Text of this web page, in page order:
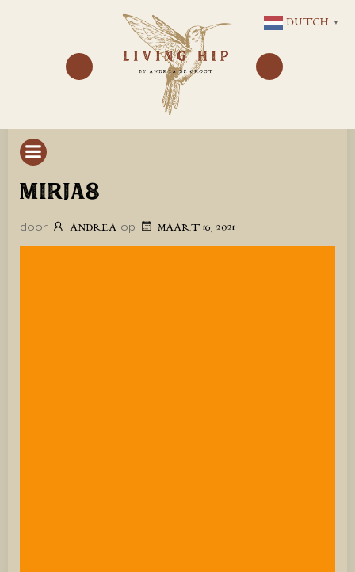
NAAR
DE
INHOUD
MIRJA8
door ANDREA op MAART 16, 2021
DUTCH ▼